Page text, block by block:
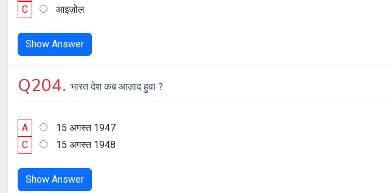
C
आइज़ोल
Show Answer
Q204. भारत देश कब आज़ाद हुवा ?
A 15 अगस्त 1947
C
15 अगस्त 1948
Show Answer